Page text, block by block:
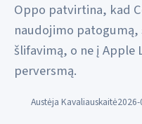
Oppo patvirtina, kad
naudojimo patogumą,
šlifavimą, o ne į Apple
perversmą.
Austėja Kavaliauskaitė